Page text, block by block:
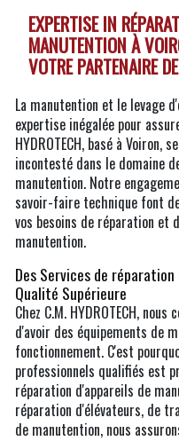
EXPERTISE IN
MANUTENTION À
VOTRE PARTENAIRE
La manutention et le levage
expertise inégalée pour
HYDROTECH, basé à Voiron,
incontesté dans le domaine
manutention. Notre
savoir-faire technique font
vos besoins de réparation et
manutention.
Des Services de
Qualité Supérieure
Chez C.M. HYDROTECH,
d'avoir des équipements de
fonctionnement. C'est
professionnels qualifiés est
réparation d'appareils de
réparation d'élévateurs, de
de manutention, nous